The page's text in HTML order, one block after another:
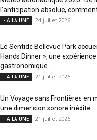
l’anticipation absolue,
- A LA UNE 24 juillet 2026
Le Sentido Bellevue Park
Hands Dinner », une expérience
gastronomique...
- A LA UNE 21 juillet 2026
Un Voyage sans Frontières en
une dimension sonore inédite....
- A LA UNE 21 juillet 2026